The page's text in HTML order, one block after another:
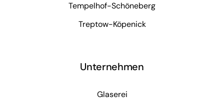
Tempelhof-Schöneberg
Treptow-Köpenick
Unternehmen
Glaserei